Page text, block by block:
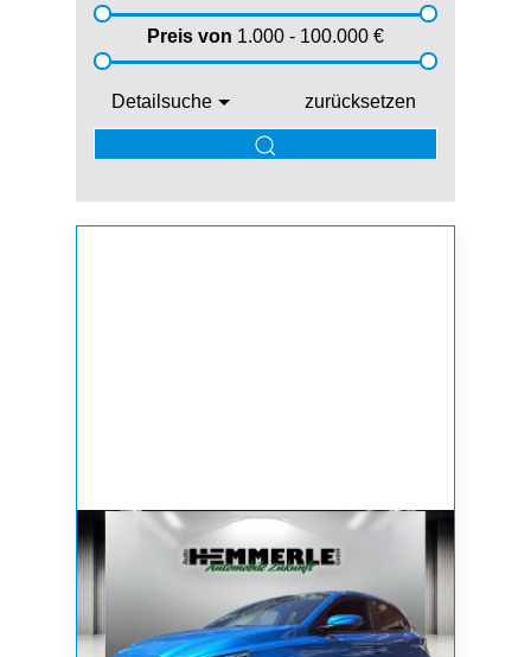
Preis von 1.000 - 100.000 €
Detailsuche zurücksetzen